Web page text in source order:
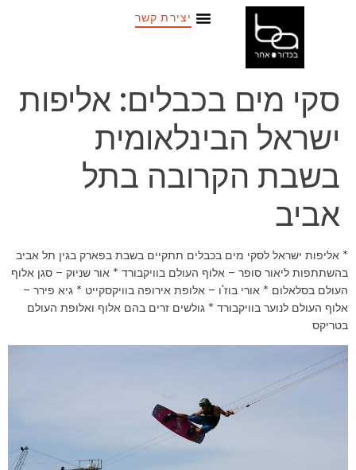
יצירת קשר
סקי מים בכבלים: אליפות
ישראל הבינלאומית
בשבת הקרובה בתל
אביב
* אליפות ישראל לסקי מים בכבלים תתקיים בשבת בפארק בגין תל אביב
בהשתתפות ליאור סופר – אלוף העולם בוויקבורד * אור שניוק – סגן אלוף
העולם בסלאלום * אורי בוז'ו – אלופת אירופה בוויקסקייט * גיא פירר –
אלוף העולם לנוער בוויקבורד * גולשים זרים בהם אלוף ואלופת העולם
בטריקס